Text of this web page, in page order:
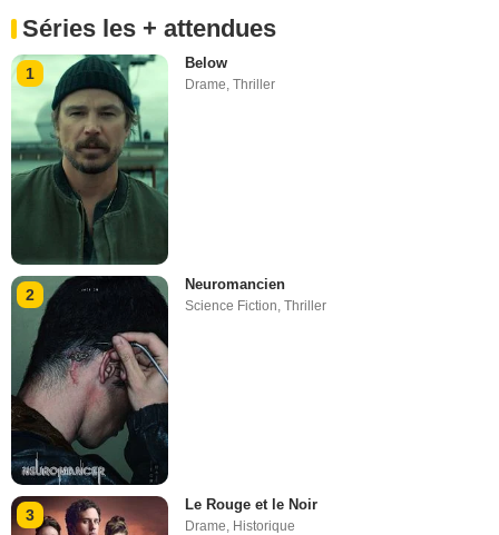
Séries les + attendues
1
Below
Drame,Thriller
2
Neuromancien
Science Fiction ,Thriller
3
Le Rouge et le Noir
Drame, Historique